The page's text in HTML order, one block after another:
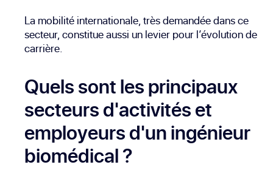
La mobilité internationale, très demandée dans ce
secteur, constitue aussi un levier pour l’évolution de
carrière.
Quels sont les principaux
secteurs d'activités et
employeurs d'un ingénieur
biomédical ?